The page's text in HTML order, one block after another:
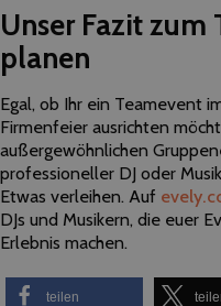
Unser Fazit
planen
Egal, ob Ihr ein Teamevent
Firmenfeier ausrichten
außergewöhnlichen
professioneller DJ oder
Etwas verleihen. Auf
DJs und Musikern, die euer
Erlebnis machen.
teilen